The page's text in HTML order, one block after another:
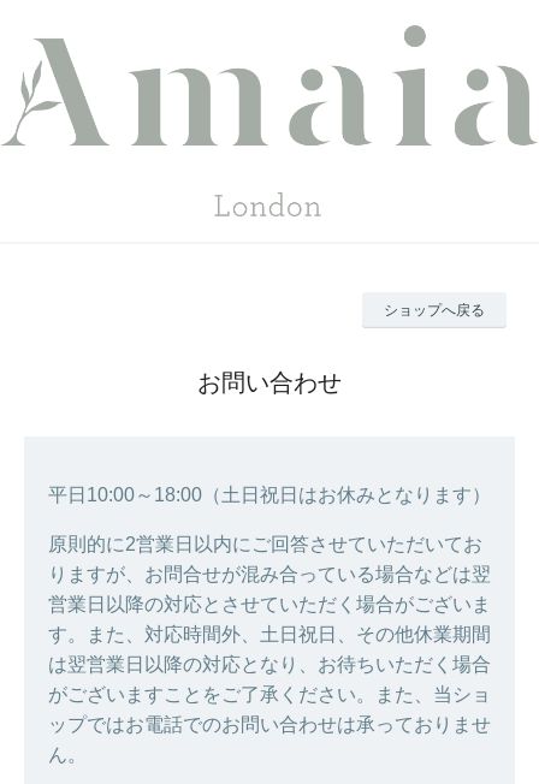
ショップへ戻る
お問い合わせ
平日10:00～18:00（土日祝日はお休みとなります）
原則的に2営業日以内にご回答させていただいてお
りますが、お問合せが混み合っている場合などは翌
営業日以降の対応とさせていただく場合がございま
す。また、対応時間外、土日祝日、その他休業期間
は翌営業日以降の対応となり、お待ちいただく場合
がございますことをご了承ください。また、当ショ
ップではお電話でのお問い合わせは承っておりませ
ん。